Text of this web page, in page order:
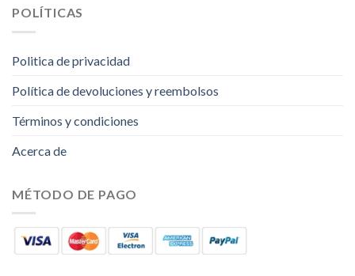
POLÍTICAS
Politica de privacidad
Política de devoluciones y reembolsos
Términos y condiciones
Acerca de
MÉTODO DE PAGO